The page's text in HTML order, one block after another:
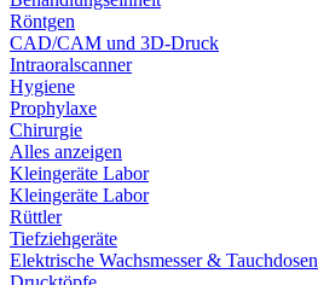
Röntgen
CAD/CAM und 3D-Druck
Intraoralscanner
Hygiene
Prophylaxe
Chirurgie
Alles anzeigen
Kleingeräte Labor
Kleingeräte Labor
Rüttler
Tiefziehgeräte
Elektrische Wachsmesser & Tauchdosen